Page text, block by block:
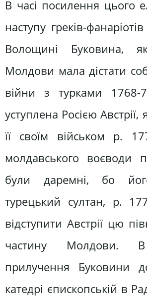
В часі посилення цього
наступу греків-
Волощині Буковина,
Молдови мала дістати
війни з турками 1768-
уступлена Росією
її своїм військом р.
молдавського воєводи
були даремні, бо
турецький султан, р.
відступити Австрії цю
частину Молдови.
прилучення Буковини
катедрі єпископській в